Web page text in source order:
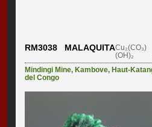
RM3038 MALAQUITACu₂(CO₃)
(OH)₂
Mindingi Mine,Kambove,Haut-
del Congo